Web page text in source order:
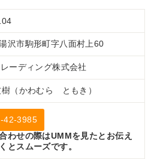
沢市駒形町字八面村上60
ーディング株式会社
樹（かわむら ともき）
42-3985
わせの際はUMMを見たとお伝え
とスムーズです。